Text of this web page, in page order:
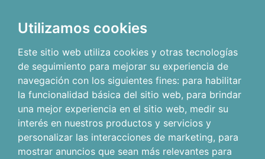
Utilizamos cookies
Este sitio web utiliza cookies y otras tecnologías
de seguimiento para mejorar su experiencia de
navegación con los siguientes fines: para habilitar
la funcionalidad básica del sitio web, para brindar
una mejor experiencia en el sitio web, medir su
interés en nuestros productos y servicios y
personalizar las interacciones de marketing, para
mostrar anuncios que sean más relevantes para